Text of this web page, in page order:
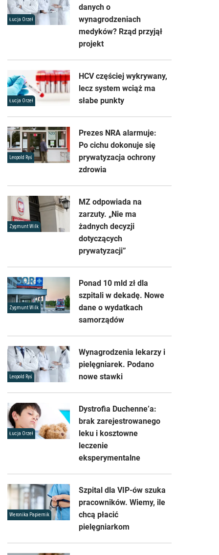
Łucja Orzeł
danych o
wynagrodzeniach
medyków? Rząd przyjął
projekt
Łucja Orzeł
HCV częściej wykrywany,
lecz system wciąż ma
słabe punkty
Leopold Ryś
Prezes NRA alarmuje:
Po cichu dokonuje się
prywatyzacja ochrony
zdrowia
Zygmunt Wilk
MZ odpowiada na
zarzuty. „Nie ma
żadnych decyzji
dotyczących
prywatyzacji”
Zygmunt Wilk
Ponad 10 mld zł dla
szpitali w dekadę. Nowe
dane o wydatkach
samorządów
Leopold Ryś
Wynagrodzenia lekarzy i
pielęgniarek. Podano
nowe stawki
Łucja Orzeł
Dystrofia Duchenne’a:
brak zarejestrowanego
leku i kosztowne
leczenie
eksperymentalne
Weronika Papiernik
Szpital dla VIP-ów szuka
pracowników. Wiemy, ile
chcą płacić
pielęgniarkom